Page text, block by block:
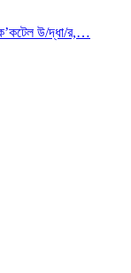
উ/দ্ধা/র,…